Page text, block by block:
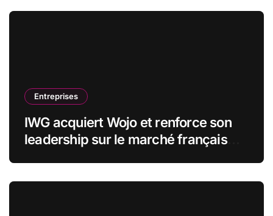
Entreprises
IWG acquiert Wojo et renforce son
leadership sur le marché français